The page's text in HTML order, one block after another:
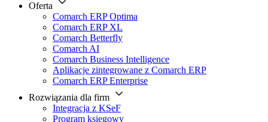
Oferta
Comarch ERP Optima
Comarch ERP XL
Comarch Betterfly
Comarch AI
Comarch Business Intelligence
Aplikacje zintegrowane z Comarch ERP
Comarch ERP Enterprise
Rozwiązania dla firm
Integracja z KSeF
Program księgowy